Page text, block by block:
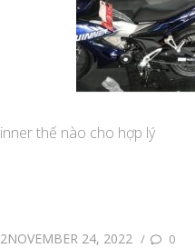
thế nào cho hợp lý
24, 2022 / 0